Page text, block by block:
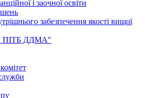
і заочної освіти
забезпечення якості вищої
ДДМА"